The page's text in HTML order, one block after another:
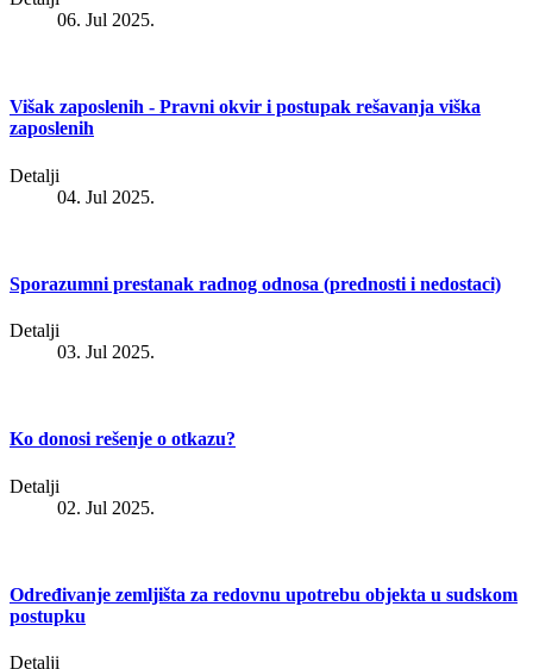
06. Jul 2025.
Višak zaposlenih - Pravni okvir i postupak rešavanja viška
zaposlenih
Detalji
04. Jul 2025.
Sporazumni prestanak radnog odnosa (prednosti i nedostaci)
Detalji
03. Jul 2025.
Ko donosi rešenje o otkazu?
Detalji
02. Jul 2025.
Određivanje zemljišta za redovnu upotrebu objekta u sudskom
postupku
Detalji